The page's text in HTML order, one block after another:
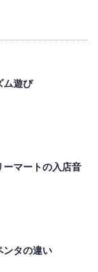
ム遊び
ーマートの入店音
ンタの違い